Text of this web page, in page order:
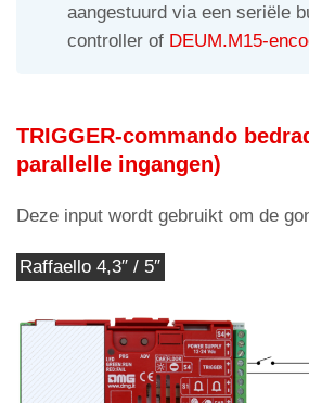
aangestuurd via een seriële
controller of DEUM.M15-
TRIGGER-commando
parallelle ingangen)
Deze input wordt gebruikt om de
Raffaello 4,3″ / 5″